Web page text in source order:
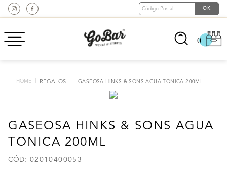
0
REGALOS GASEOSA HINKS & SONS AGUA TONICA 200ML
GASEOSA HINKS & SONS AGUA
TONICA 200ML
: 02010400053